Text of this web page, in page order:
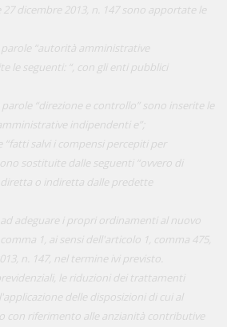
dicembre 2013, n. 147 sono apportate le
“autorità amministrative
le seguenti: “, con gli enti pubblici
“direzione e controllo” sono inserite le
indipendenti e”;
“fatti salvi i compensi percepiti per
sostituite dalle seguenti “ovvero di
o indiretta dalle predette
adeguare i propri ordinamenti al nuovo
1, ai sensi dell'articolo 1, comma 475,
n. 147, nel termine ivi previsto.
le riduzioni dei trattamenti
delle disposizioni di cui al
con riferimento alle anzianità contributive